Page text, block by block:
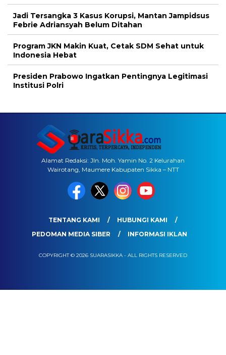
Jadi Tersangka 3 Kasus Korupsi, Mantan Jampidsus
Febrie Adriansyah Belum Ditahan
Program JKN Makin Kuat, Cetak SDM Sehat untuk
Indonesia Hebat
Presiden Prabowo Ingatkan Pentingnya Legitimasi
Institusi Polri
Alamat Redaksi: Jln. Moh. Yamin No. 2 Kelurahan
Wairotang, Maumere Kabupaten Sikka – NTT
TENTANG KAMI
HUBUNGI KAMI
PEDOMAN MEDIA SIBER
INFORMASI IKLAN
COPYRIGHT © 2026 SUARASIKKA - ALL RIGHTS RESERVED